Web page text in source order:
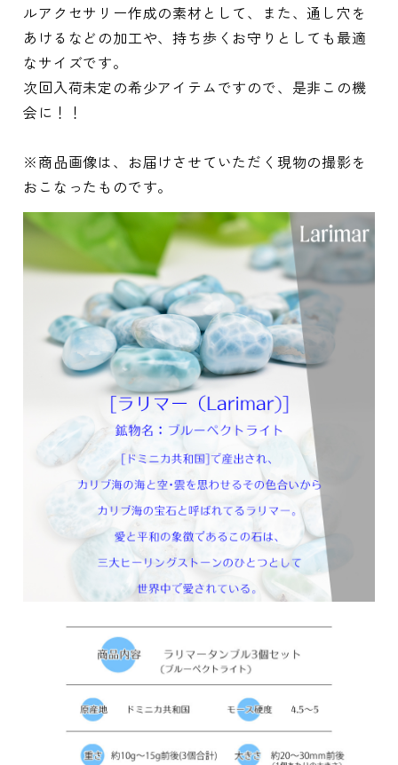
ルアクセサリー作成の素材として、また、通し穴を
あけるなどの加工や、持ち歩くお守りとしても最適
なサイズです。
次回入荷未定の希少アイテムですので、是非この機
会に！！
※商品画像は、お届けさせていただく現物の撮影を
おこなったものです。